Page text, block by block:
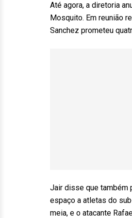
Até agora, a diretoria
Mosquito. Em reunião
Sanchez prometeu
Jair disse que também
espaço a atletas do
meia, e o atacante